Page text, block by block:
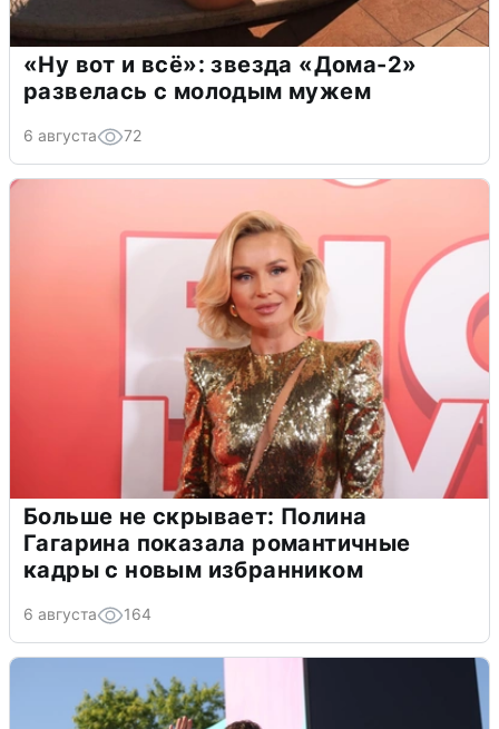
«Ну вот и всё»: звезда «Дома-2»
развелась с молодым мужем
6 августа 72
Больше не скрывает: Полина
Гагарина показала романтичные
кадры с новым избранником
6 августа 164